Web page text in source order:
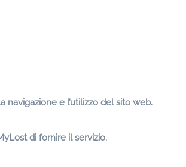
e l’utilizzo del sito web.
di fornire il servizio.